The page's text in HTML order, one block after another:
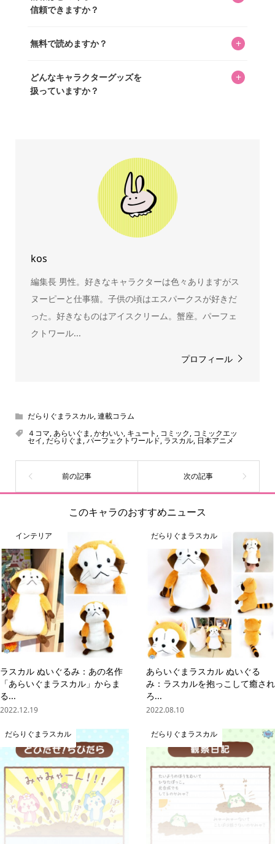
長KOSが全記事を監修しています。
認を行い、手動で更新しています。
信頼できますか？
いをお届けすることは保証します。なお、記事内に価格は
め、正確な情報をお伝えできないからです。
無料で読めますか？ +
どんなキャラクターグッズを
扱っていますか？
+
をご紹介しています。生まれたばかりの新しいキャラクタ
ーをいち早く皆さんにお届けすることも、私たちの使命の
kos
編集長 男性。好きなキャラクターは色々ありますがス
ヌーピーと仕事猫。子供の頃はエスパークスが好きだ
った。好きなものはアイスクリーム。蟹座。パーフェ
クトワール...
プロフィール
だらりぐまラスカル,連載コラム
４コマ,あらいぐま ,かわいい, キュート , コミック, コミックエッ
セイ,だらりぐま ,パーフェクトワールド, ラスカル, 日本アニメ
このキャラのおすすめニュース
インテリア
ラスカル ぬいぐるみ：あの名作
「あらいぐまラスカル」からま
る...
2022.12.19
だらりぐまラスカル
あらいぐまラスカル ぬいぐる
み：ラスカルを抱っこして癒され
ろ...
2022.08.10
だらりぐまラスカル だらりぐまラスカル